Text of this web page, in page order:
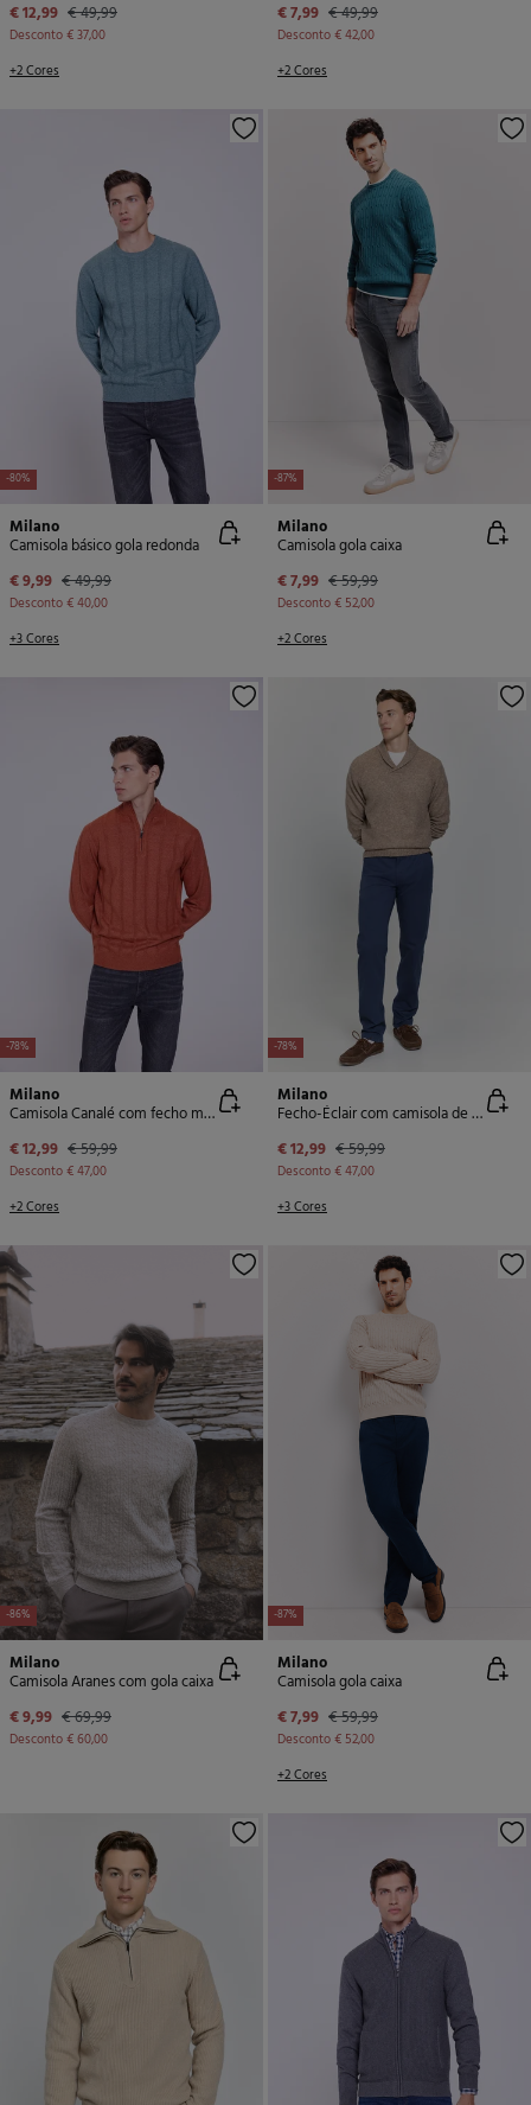
€ 12,99 € 49,99
Desconto€ 37,00
+2 Cores
€ 7,99 € 49,99
Desconto€ 42,00
+2 Cores
-80%
Milano
Camisola básico gola redonda
€ 9,99 € 49,99
Desconto€ 40,00
+3 Cores
-87%
Milano
Camisola gola caixa
€ 7,99 € 59,99
Desconto€ 52,00
+2 Cores
-78%
Milano
Camisola Canalé com fecho médio
€ 12,99 € 59,99
Desconto€ 47,00
+2 Cores
-78%
Milano
Fecho-Éclair com camisola de malha
€ 12,99 € 59,99
Desconto€ 47,00
+3 Cores
-86%
Milano
Camisola Aranes com gola caixa
€ 9,99 € 69,99
Desconto€ 60,00
-87%
Milano
Camisola gola caixa
€ 7,99 € 59,99
Desconto€ 52,00
+2 Cores